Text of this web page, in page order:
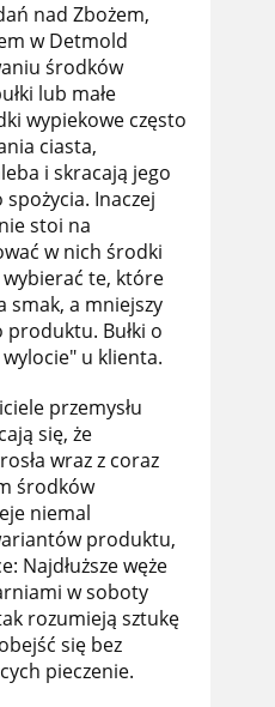
nad Zbożem,
w Detmold
środków
lub małe
wypiekowe często
ciasta,
i skracają jego
Inaczej
stoi na
w nich środki
te, które
smak, a mniejszy
Bułki o
u klienta.
przemysłu
się, że
wraz z coraz
środków
niemal
produktu,
Najdłuższe węże
w soboty
rozumieją sztukę
się bez
pieczenie.